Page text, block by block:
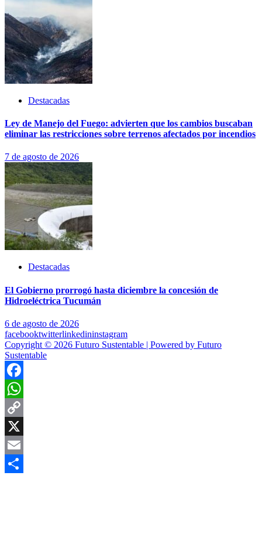
Destacadas
Ley de Manejo del Fuego: advierten que los cambios buscaban
eliminar las restricciones sobre terrenos afectados por incendios
7 de agosto de 2026
Destacadas
El Gobierno prorrogó hasta diciembre la concesión de
Hidroeléctrica Tucumán
6 de agosto de 2026
facebooktwitterlinkedininstagram
Copyright © 2026 Futuro Sustentable | Powered by Futuro
Sustentable
Facebook
WhatsApp
Copy
Link
X
Email